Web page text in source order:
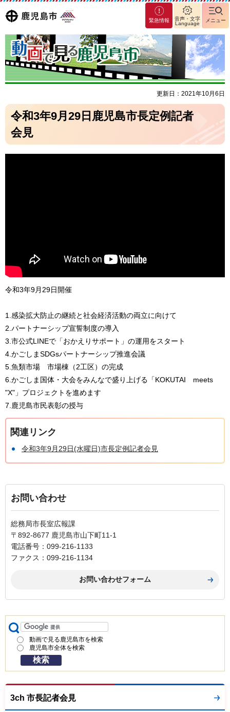
鹿児島
市
マグ
マシ
ティ
鹿児
島市
緊急情報
音声・文字
Language
メニュー
更新日：2021年10月6日
令和3年9月29日鹿児島市長定例記者
会見
令和3年9月29日開催
1.感染拡大防止の継続と社会経済活動の両立に向けて
2.パートナーシップ宣誓制度の導入
3.市公式LINEで「おかえりサポート」の運用をスタート
4.かごしまSDGsパートナーシップ推進会議
5.魚類市場 市場棟（2工区）の完成
6.かごしま国体・大会をみんなで盛り上げる「KOKUTAI meets
"X"」プロジェクトを進めます
7.鹿児島市民表彰の授与
関連リンク
令和3年9月29日(水曜日)市長定例記者会見
お問い合わせ
総務局市長室広報課
〒892-8677 鹿児島市山下町11-1
電話番号：099-216-1133
ファクス：099-216-1134
動画で見る鹿児島市を検索
鹿児島市全体を検索
3ch 市長記者会見